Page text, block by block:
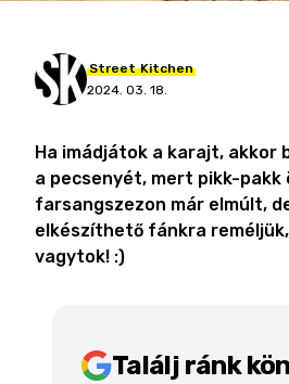
Street Kitchen
2024. 03. 18.
Ha imádjátok a karajt, akkor
a pecsenyét, mert pikk-pakk
farsangszezon már elmúlt,
elkészíthető fánkra
vagytok! :)
Találj ránk